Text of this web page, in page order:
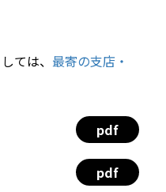
ては、 最寄の支店・
pdf
pdf